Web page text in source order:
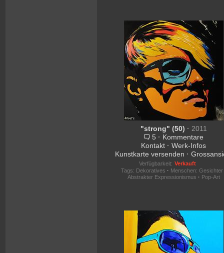
"strong" (50) · 2011
5 · Kommentare
Kontakt · Werk-Infos
Kunstkarte versenden ·
Verfügbarkeit: Verkauft
Tags: Dekoratives · Menschen: Gesichter
Abstrakter Expressionismus · Pop-Art